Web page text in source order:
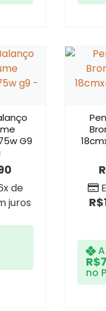
G9
de
juros R$
R$
no